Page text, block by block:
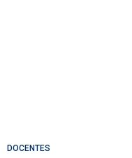
DOCENTES